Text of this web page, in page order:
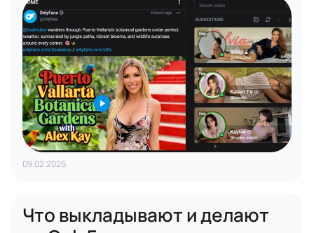
09.02.2026
Что выкладывают и делают